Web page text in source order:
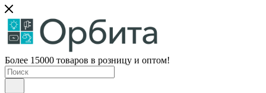
Более 15000 товаров в розницу и оптом!